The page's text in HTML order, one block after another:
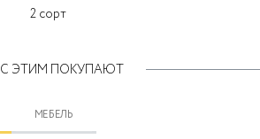
2 сорт
С ЭТИМ ПОКУПАЮТ
МЕБЕЛЬ